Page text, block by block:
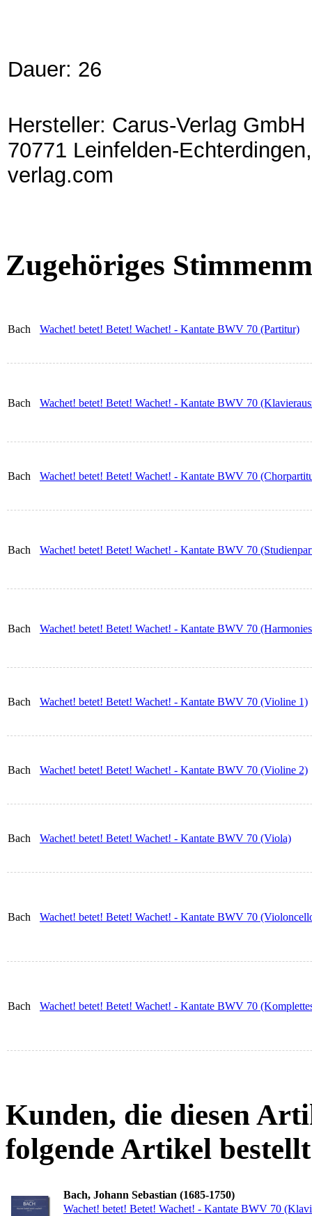
Dauer: 26
Hersteller: Carus-Verlag
70771 Leinfelden-
verlag.com
Zugehöriges
Bach Wachet! betet! Betet! Wachet! - Kantate BWV 70 (Partitur)
Bach Wachet! betet! Betet! Wachet! - Kantate BWV 70
Bach Wachet! betet! Betet! Wachet! - Kantate BWV 70
Bach Wachet! betet! Betet! Wachet! - Kantate BWV 70
Bach Wachet! betet! Betet! Wachet! - Kantate BWV 70
Bach Wachet! betet! Betet! Wachet! - Kantate BWV 70 (Violine 1)
Bach Wachet! betet! Betet! Wachet! - Kantate BWV 70 (Violine 2)
Bach Wachet! betet! Betet! Wachet! - Kantate BWV 70 (Viola)
Bach Wachet! betet! Betet! Wachet! - Kantate BWV 70
Bach Wachet! betet! Betet! Wachet! - Kantate BWV 70
Kunden, die diesen
folgende Artikel
Bach, Johann Sebastian (1685-1750)
Wachet! betet! Betet! Wachet! - Kantate BWV 70